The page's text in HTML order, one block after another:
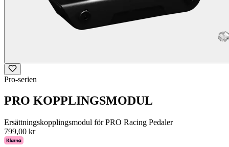
Pro-serien
PRO KOPPLINGSMODUL
Ersättningskopplingsmodul för PRO Racing Pedaler
799,00 kr